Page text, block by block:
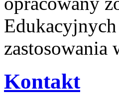
Edukacyjnych
zastosowania
Kontakt